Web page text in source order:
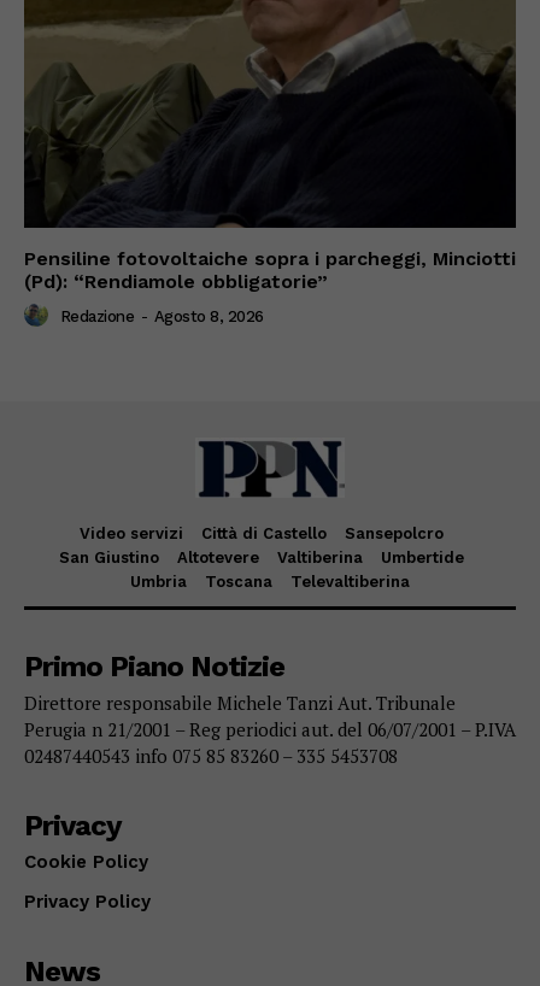
Pensiline fotovoltaiche sopra i parcheggi, Minciotti
(Pd): “Rendiamole obbligatorie”
Redazione - Agosto 8, 2026
Video servizi Città di Castello
Sansepolcro
San Giustino
Altotevere Valtiberina
Umbertide
Umbria
Toscana Televaltiberina
Primo Piano Notizie
Direttore responsabile Michele Tanzi Aut. Tribunale
Perugia n 21/2001 – Reg periodici aut. del 06/07/2001 – P.IVA
02487440543 info 075 85 83260 – 335 5453708
Privacy
Cookie Policy
Privacy Policy
News